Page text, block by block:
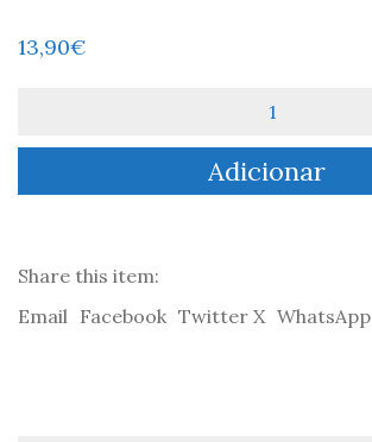
13,90€
A
da
Edith
Adicionar
Share this item:
Email Facebook Twitter X WhatsApp